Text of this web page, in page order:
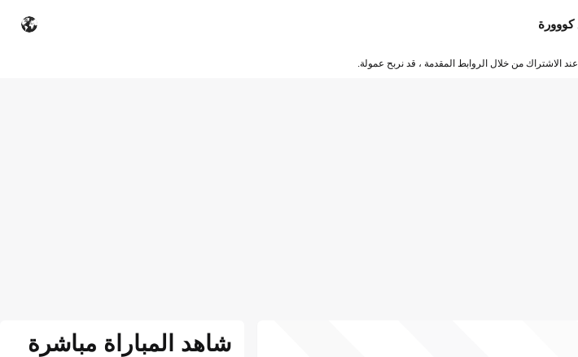
الاشتراك من خلال الروابط المقدمة ، قد نربح عمولة.
شاهد المباراة مباشرة